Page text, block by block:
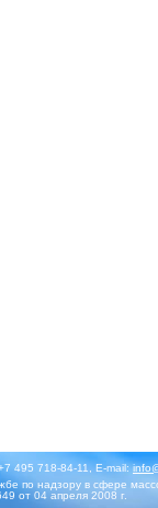
495 718-84-11, E-mail:
по надзору в сфере
от 04 апреля 2008 г.